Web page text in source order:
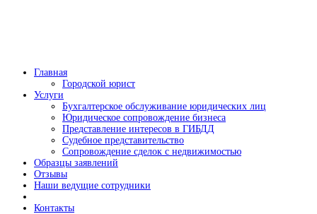
Главная
Городской юрист
Услуги
Бухгалтерское обслуживание юридических лиц
Юридическое сопровождение бизнеса
Представление интересов в ГИБДД
Судебное представительство
Сопровождение сделок с недвижимостью
Образцы заявлений
Отзывы
Наши ведущие сотрудники
Контакты